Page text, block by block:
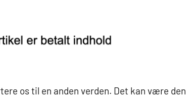
os til en anden verden. Det kan være den